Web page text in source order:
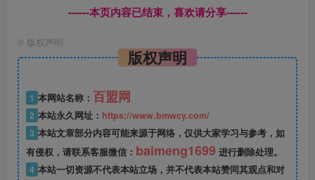
------本页内容已结束，喜欢请分享------
© 版权声明
版权声明
1 本网站名称： 百盟网
2 本站永久网址： https://www.bmwcy.com/
3 本站文章部分内容可能来源于网络，仅供大家学习与参考，如
有侵权，请联系客服微信： baimeng1699 进行删除处理。
4 本站一切资源不代表本站立场，并不代表本站赞同其观点和对